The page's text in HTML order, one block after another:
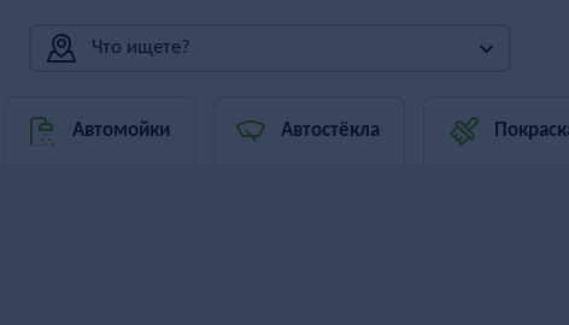
Что ищете?
Автомойки Автостёкла